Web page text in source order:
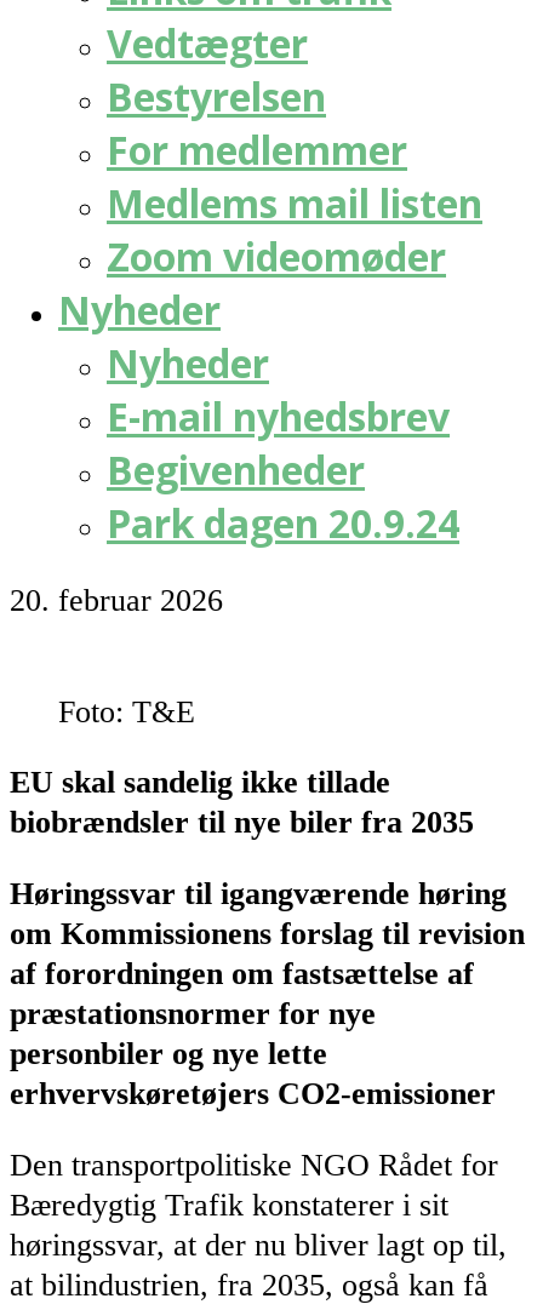
Vedtægter
Bestyrelsen
For medlemmer
Medlems mail listen
Zoom videomøder
Nyheder
Nyheder
E-mail nyhedsbrev
Begivenheder
Park dagen 20.9.24
20. februar 2026
Foto: T&E
EU skal sandelig ikke tillade
biobrændsler til nye biler fra 2035
Høringssvar til igangværende høring
om Kommissionens forslag til revision
af forordningen om fastsættelse af
præstationsnormer for nye
personbiler og nye lette
erhvervskøretøjers CO2-emissioner
Den transportpolitiske NGO Rådet for
Bæredygtig Trafik konstaterer i sit
høringssvar, at der nu bliver lagt op til,
at bilindustrien, fra 2035, også kan få